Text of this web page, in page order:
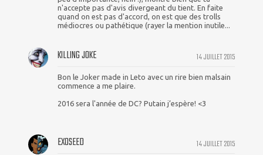
n'accepte pas d'avis divergeant du tient. En faite
quand on est pas d'accord, on est que des trolls
médiocres ou pathétique (rayer la mention inutile...
14 JUILLET 2015
KILLING JOKE
Bon le Joker made in Leto avec un rire bien malsain
commence a me plaire.
2016 sera l'année de DC? Putain j’espère! <3
14 JUILLET 2015
EXOSEED